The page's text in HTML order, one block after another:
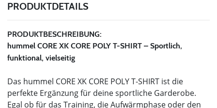
PRODUKTDETAILS
PRODUKTBESCHREIBUNG:
hummel CORE XK CORE POLY T-SHIRT – Sportlich,
funktional, vielseitig
Das hummel CORE XK CORE POLY T-SHIRT ist die
perfekte Ergänzung für deine sportliche Garderobe.
Egal ob für das Training, die Aufwärmphase oder den